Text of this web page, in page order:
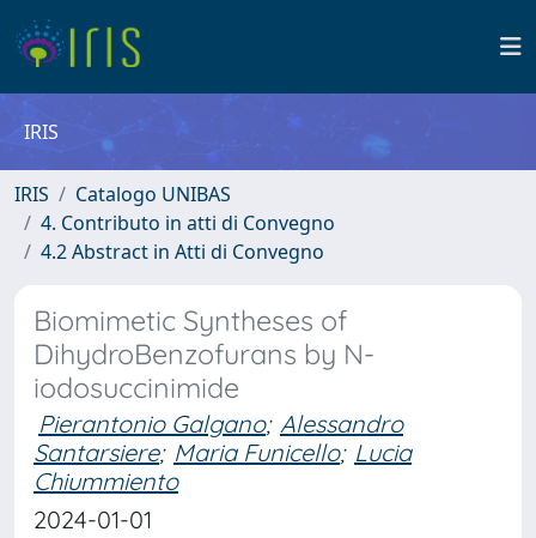
IRIS
IRIS
Catalogo UNIBAS
4. Contributo in atti di Convegno
4.2 Abstract in Atti di Convegno
Biomimetic Syntheses of
DihydroBenzofurans by N-
iodosuccinimide
Pierantonio Galgano; Alessandro
Santarsiere; Maria Funicello; Lucia
Chiummiento
2024-01-01